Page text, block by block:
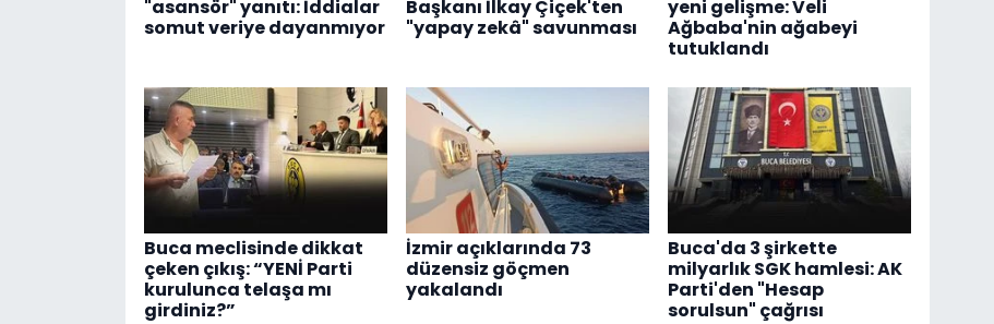
"asansör" yanıtı: İddialar
somut veriye dayanmıyor
Başkanı İlkay Çiçek'ten
"yapay zekâ" savunması
yeni gelişme: Veli
Ağbaba'nin ağabeyi
tutuklandı
Buca meclisinde dikkat
çeken çıkış: “YENİ Parti
kurulunca telaşa mı
girdiniz?”
İzmir açıklarında 73
düzensiz göçmen
yakalandı
Buca'da 3 şirkette
milyarlık SGK hamlesi: AK
Parti'den "Hesap
sorulsun" çağrısı